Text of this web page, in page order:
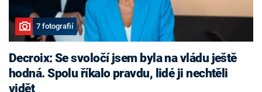
7 fotografií
Decroix: Se svoločí jsem byla na vládu ještě
hodná. Spolu říkalo pravdu, lidé ji nechtěli
vidět